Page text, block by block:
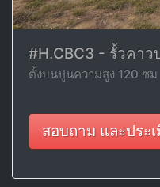
#H.CBC3 - รั้วคาว
ตั้งบนปูนความสูง 120 ซม
สอบถาม และประ